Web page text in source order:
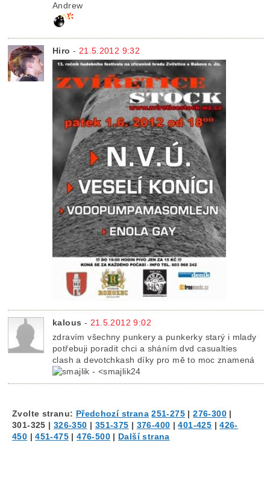
Andrew
Hiro - 21.5.2012 9:32
kalous - 21.5.2012 9:02
zdravím všechny punkery a punkerky starý i mlady
potřebuji poradit chci a sháním dvd casualties
clash a devotchkash díky pro mě to moc znamená
Zvolte stranu: Předchozí strana 251-275 |276-300|
301-325 | 326-350 | 351-375 | 376-400 |401-425 |426-
450 |451-475 |476-500| Další strana